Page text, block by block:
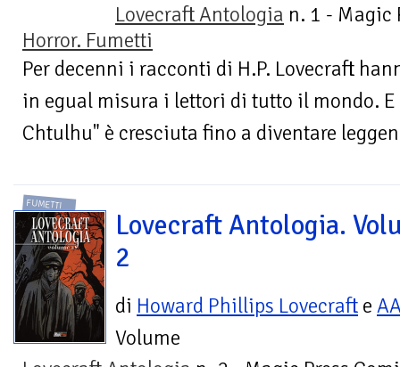
Lovecraft Antologia n. 1 - Magic
Horror. Fumetti
Per decenni i racconti di H.P. Lovecraft
in egual misura i lettori di tutto il mondo.
Chtulhu" è cresciuta fino a diventare
FUMETTI
Lovecraft Antologia.
2
di Howard Phillips Lovecraft e
Volume